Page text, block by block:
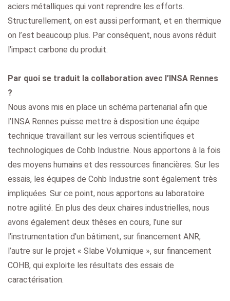
aciers métalliques qui vont reprendre les efforts.
Structurellement, on est aussi performant, et en thermique
on l’est beaucoup plus. Par conséquent, nous avons réduit
l'impact carbone du produit.
Par quoi se traduit la collaboration avec l’INSA Rennes
?
Nous avons mis en place un schéma partenarial afin que
l’INSA Rennes puisse mettre à disposition une équipe
technique travaillant sur les verrous scientifiques et
technologiques de Cohb Industrie. Nous apportons à la fois
des moyens humains et des ressources financières. Sur les
essais, les équipes de Cohb Industrie sont également très
impliquées. Sur ce point, nous apportons au laboratoire
notre agilité. En plus des deux chaires industrielles, nous
avons également deux thèses en cours, l’une sur
l'instrumentation d'un bâtiment, sur financement ANR,
l’autre sur le projet « Slabe Volumique », sur financement
COHB, qui exploite les résultats des essais de
caractérisation.